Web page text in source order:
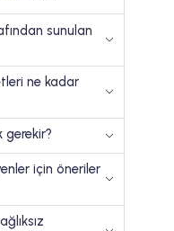
sunulan
ne kadar
gerekir?
için öneriler